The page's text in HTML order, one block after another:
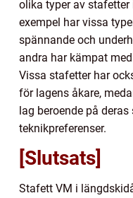
olika typer av
exempel har vissa
spännande och
andra har kämpat
Vissa stafetter har
för lagens åkare,
lag beroende på
teknikpreferenser.
[Slutsats]
Stafett VM i